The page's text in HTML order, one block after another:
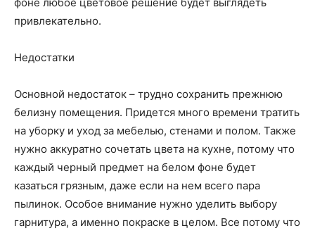
привлекательно.
Недостатки
Основной недостаток – трудно сохранить прежнюю
белизну помещения. Придется много времени тратить
на уборку и уход за мебелью, стенами и полом. Также
нужно аккуратно сочетать цвета на кухне, потому что
каждый черный предмет на белом фоне будет
казаться грязным, даже если на нем всего пара
пылинок. Особое внимание нужно уделить выбору
гарнитура, а именно покраске в целом. Все потому что